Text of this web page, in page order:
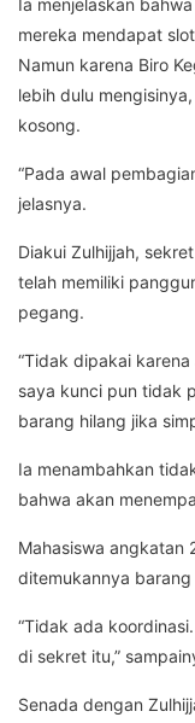
Ia menjelaskan
mereka mendapat
Namun karena Biro
lebih dulu
kosong.
“Pada awal
jelasnya.
Diakui Zulhijjah,
telah memiliki
pegang.
“Tidak dipakai
saya kunci pun tidak
barang hilang jika
Ia menambahkan
bahwa akan
Mahasiswa angkatan
ditemukannya barang
“Tidak ada
di sekret itu,”
Senada dengan